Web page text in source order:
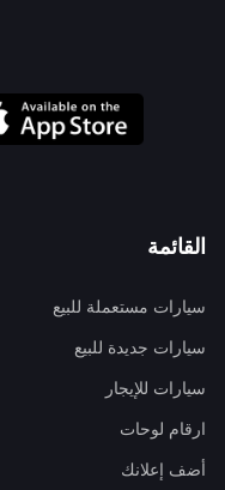
القائمة
سيارات مستعملة للبيع
سيارات جديدة للبيع
سيارات للإيجار
ارقام لوحات
أضف إعلانك